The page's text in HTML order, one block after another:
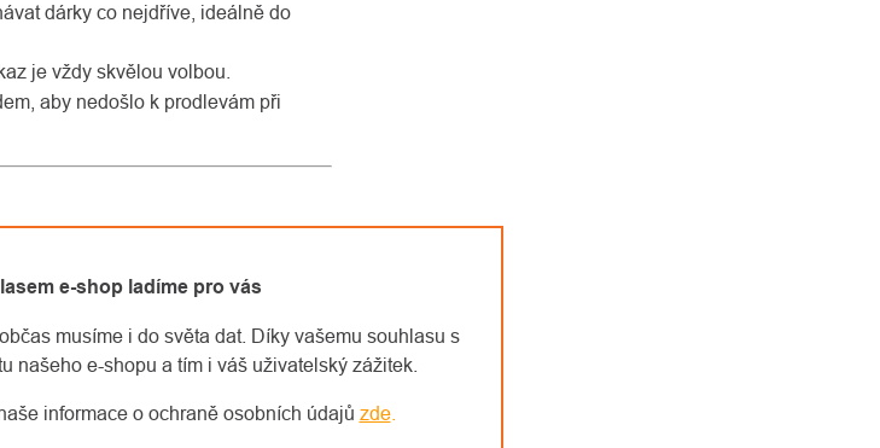
e-shop ladíme pro vás
musíme i do světa dat. Díky vašemu souhlasu s
našeho e-shopu a tím i váš uživatelský zážitek.
informace o ochraně osobních údajů zde.
dárky co nejdříve, ideálně do
je vždy skvělou volbou.
aby nedošlo k prodlevám při